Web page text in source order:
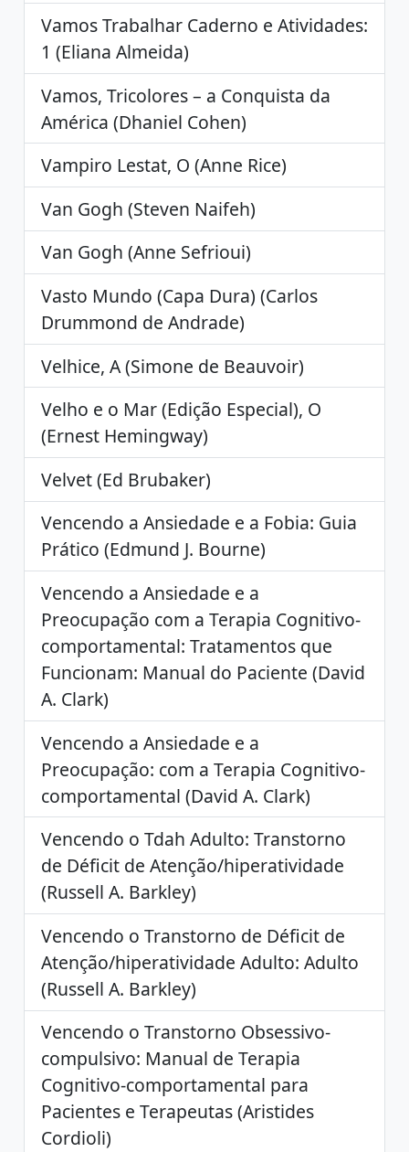
Vamos Trabalhar Caderno e Atividades:
1 (Eliana Almeida)
Vamos, Tricolores – a Conquista da
América (Dhaniel Cohen)
Vampiro Lestat, O (Anne Rice)
Van Gogh (Steven Naifeh)
Van Gogh (Anne Sefrioui)
Vasto Mundo (Capa Dura) (Carlos
Drummond de Andrade)
Velhice, A (Simone de Beauvoir)
Velho e o Mar (Edição Especial), O
(Ernest Hemingway)
Velvet (Ed Brubaker)
Vencendo a Ansiedade e a Fobia: Guia
Prático (Edmund J. Bourne)
Vencendo a Ansiedade e a
Preocupação com a Terapia Cognitivo-
comportamental: Tratamentos que
Funcionam: Manual do Paciente (David
A. Clark)
Vencendo a Ansiedade e a
Preocupação: com a Terapia Cognitivo-
comportamental (David A. Clark)
Vencendo o Tdah Adulto: Transtorno
de Déficit de Atenção/hiperatividade
(Russell A. Barkley)
Vencendo o Transtorno de Déficit de
Atenção/hiperatividade Adulto: Adulto
(Russell A. Barkley)
Vencendo o Transtorno Obsessivo-
compulsivo: Manual de Terapia
Cognitivo-comportamental para
Pacientes e Terapeutas (Aristides
Cordioli)